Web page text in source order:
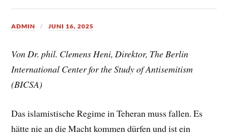
ADMIN JUNI 16, 2025
Von Dr. phil. Clemens Heni, Direktor, The Berlin
International Center for the Study of Antisemitism
(BICSA)
Das islamistische Regime in Teheran muss fallen. Es
hätte nie an die Macht kommen dürfen und ist ein